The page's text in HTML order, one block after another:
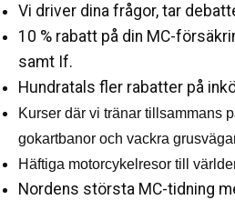
Vi driver dina frågor, tar
10 % rabatt på din MC-
samt If.
Hundratals fler rabatter på
Kurser där vi tränar tillsammans
gokartbanor och vackra
Häftiga motorcykelresor till
Nordens största MC-tidning